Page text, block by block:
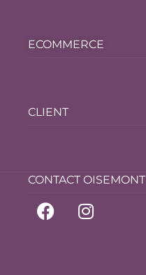
ECOMMERCE
CLIENT
CONTACT OISEMONT